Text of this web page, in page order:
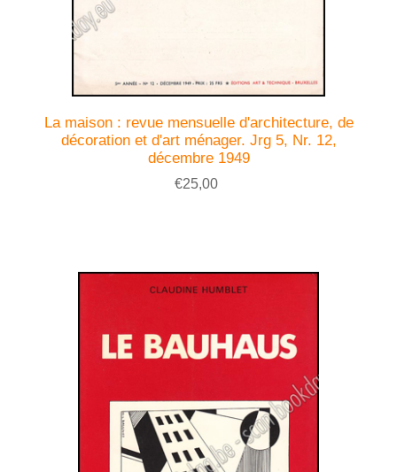
La maison : revue mensuelle d'architecture, de
décoration et d'art ménager. Jrg 5, Nr. 12,
décembre 1949
€25,00